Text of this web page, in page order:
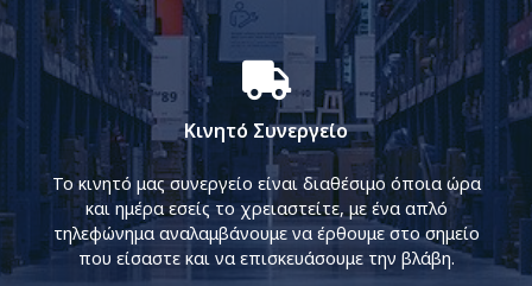
Κινητό Συνεργείο
Το κινητό μας συνεργείο είναι διαθέσιμο όποια ώρα
και ημέρα εσείς το χρειαστείτε, με ένα απλό
τηλεφώνημα αναλαμβάνουμε να έρθουμε στο σημείο
που είσαστε και να επισκευάσουμε την βλάβη.